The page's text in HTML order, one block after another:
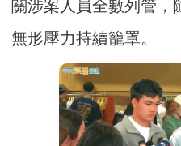
關涉案人員全數列管，
無形壓力持續籠罩。